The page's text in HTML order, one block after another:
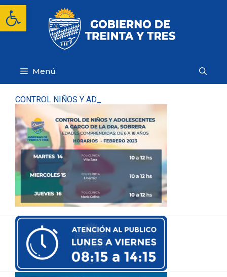
Abrir barra de herramientas
Saltar
contenido
Menú
CONTROL NIÑOS Y AD_